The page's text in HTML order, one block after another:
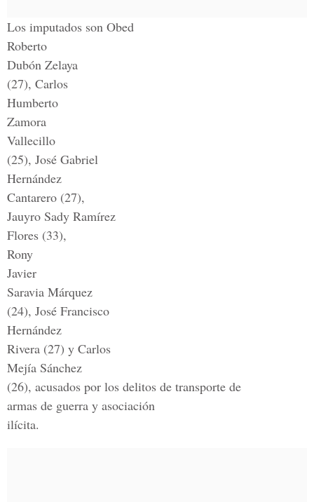
Los imputados son Obed
Roberto
Dubón Zelaya
(27), Carlos
Humberto
Zamora
Vallecillo
(25), José Gabriel
Hernández
Cantarero (27),
Jauyro Sady Ramírez
Flores (33),
Rony
Javier
Saravia Márquez
(24), José Francisco
Hernández
Rivera (27) y Carlos
Mejía Sánchez
(26), acusados por los delitos de transporte de
armas de guerra y asociación
ilícita.